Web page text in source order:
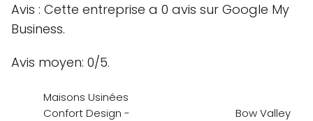
Avis : Cette entreprise a 0 avis sur Google My
Business.
Avis moyen: 0/5.
Maisons Usinées
Confort Design -
Bow Valley